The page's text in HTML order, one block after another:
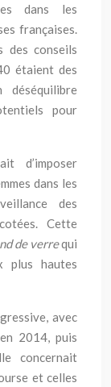
dans les
françaises.
des conseils
étaient des
pour
d’imposer
dans les
des
Cette
de verrequi
plus hautes
avec
2014, puis
concernait
et celles